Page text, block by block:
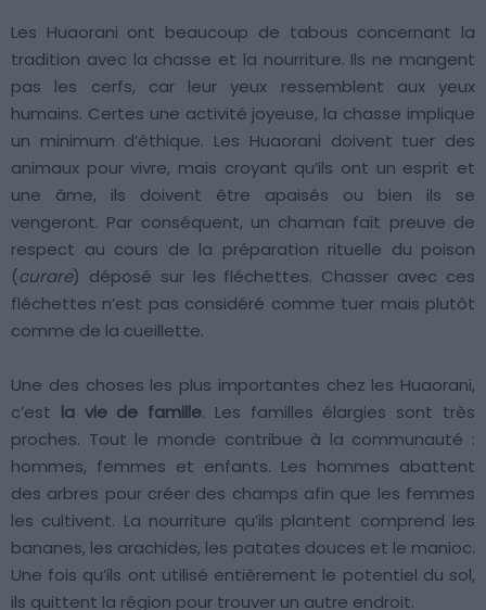
Les Huaorani ont beaucoup de tabous concernant la
tradition avec la chasse et la nourriture. Ils ne mangent
pas les cerfs, car leur yeux ressemblent aux yeux
humains. Certes une activité joyeuse, la chasse implique
un minimum d’éthique. Les Huaorani doivent tuer des
animaux pour vivre, mais croyant qu’ils ont un esprit et
une âme, ils doivent être apaisés ou bien ils se
vengeront. Par conséquent, un chaman fait preuve de
respect au cours de la préparation rituelle du poison
(curare) déposé sur les fléchettes. Chasser avec ces
fléchettes n’est pas considéré comme tuer mais plutôt
comme de la cueillette.
Une des choses les plus importantes chez les Huaorani,
c’est la vie de famille. Les familles élargies sont très
proches. Tout le monde contribue à la communauté :
hommes, femmes et enfants. Les hommes abattent
des arbres pour créer des champs afin que les femmes
les cultivent. La nourriture qu’ils plantent comprend les
bananes, les arachides, les patates douces et le manioc.
Une fois qu’ils ont utilisé entièrement le potentiel du sol,
ils quittent la région pour trouver un autre endroit.